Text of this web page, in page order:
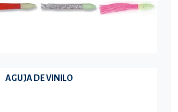
AGUJA DE VINILO